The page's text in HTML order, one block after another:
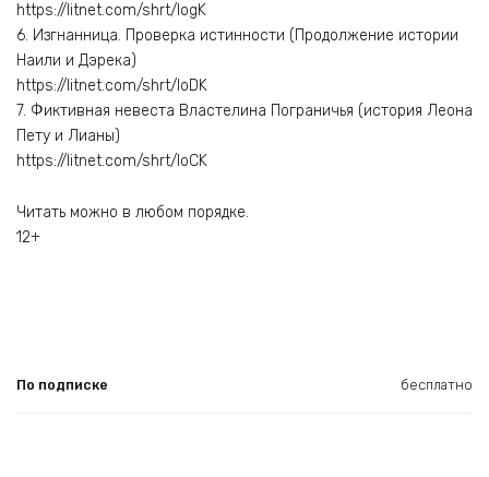
https://litnet.com/shrt/logK
6. Изгнанница. Проверка истинности (Продолжение истории
Наили и Дэрека)
https://litnet.com/shrt/loDK
7. Фиктивная невеста Властелина Пограничья (история Леона
Пету и Лианы)
https://litnet.com/shrt/loCK
Читать можно в любом порядке.
12+
По подписке бесплатно